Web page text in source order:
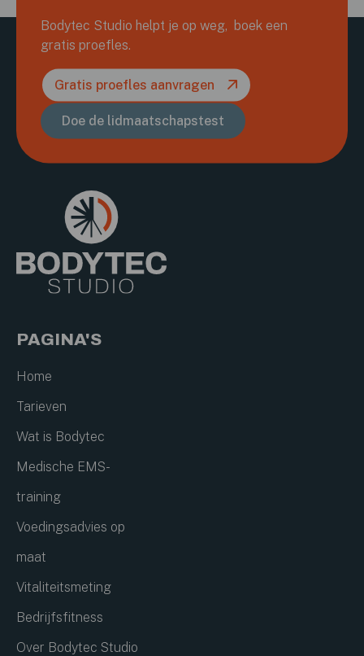
Bodytec Studio helpt je op weg, boek een
gratis proefles.
Gratis proefles aanvragen
Doe de lidmaatschapstest
PAGINA'S
Home
Tarieven
Wat is Bodytec
Medische EMS-
training
Voedingsadvies op
maat
Vitaliteitsmeting
Bedrijfsfitness
Over Bodytec Studio